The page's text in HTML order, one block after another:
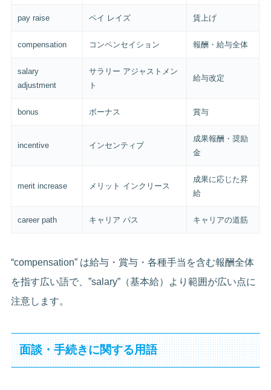
pay raise ペイ レイズ 賃上げ
compensation コンペンセイション 報酬・給与全体
salary
adjustment
サラリー アジャストメン
ト
給与改定
bonus ボーナス 賞与
incentive インセンティブ
成果報酬・奨励
金
merit increase メリット インクリース
成果に応じた昇
給
career path キャリア パス キャリアの道筋
“compensation” は給与・賞与・各種手当を含む報酬全体
を指す広い語で、”salary”（基本給）より範囲が広い点に
注意します。
面談・手続きに関する用語